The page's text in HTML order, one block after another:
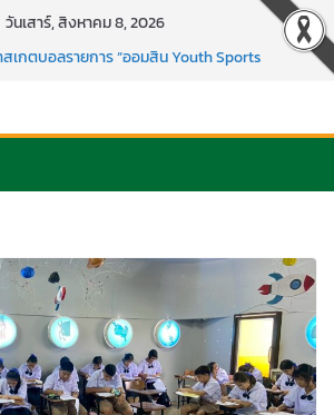
วันเสาร์, สิงหาคม 8, 2026
รมบอร์ดเกม เพื่อการเรียนรู้เชิงรุก ประจำปี
ลหิต ยิ่งให้ยิ่งได้ ครั้งที่ 51
Online PC)